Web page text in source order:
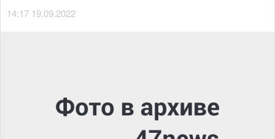
14:17 19.09.2022